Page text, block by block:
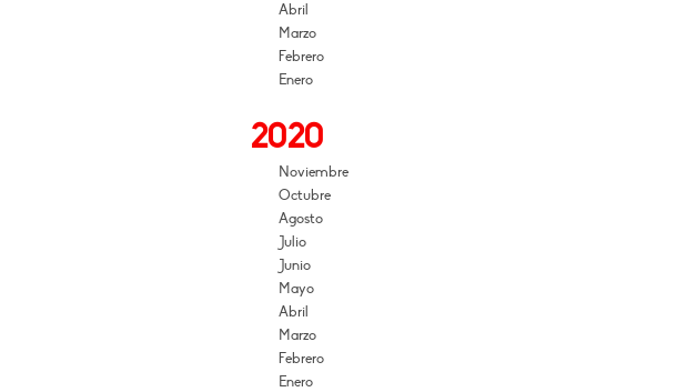
Abril
Marzo
Febrero
Enero
2020
Noviembre
Octubre
Agosto
Julio
Junio
Mayo
Abril
Marzo
Febrero
Enero